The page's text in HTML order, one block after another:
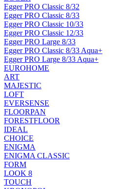
Egger PRO Classic 8/32
Egger PRO Classic 8/33
Egger PRO Classic 10/33
Egger PRO Classic 12/33
Egger PRO Large 8/33
Egger PRO Classic 8/33 Aqua+
Egger PRO Large 8/33 Aqua+
EUROHOME
ART
MAJESTIC
LOFT
EVERSENSE
FLOORPAN
FORESTFLOOR
IDEAL
CHOICE
ENIGMA
ENIGMA CLASSIC
FORM
LOOK 8
TOUCH